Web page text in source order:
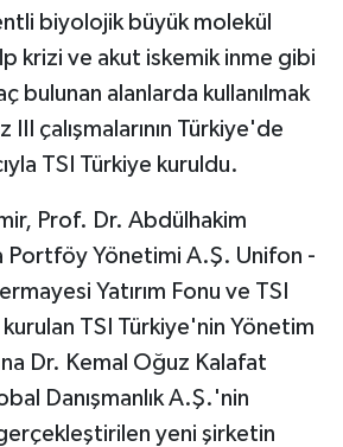
biyolojik büyük molekül
krizi ve akut iskemik inme gibi
bulunan alanlarda kullanılmak
III çalışmalarının Türkiye'de
TSI Türkiye kuruldu.
Prof. Dr. Abdülhakim
Portföy Yönetimi A.Ş. Unifon -
Yatırım Fonu ve TSI
TSI Türkiye'nin Yönetim
Dr. Kemal Oğuz Kalafat
Danışmanlık A.Ş.'nin
gerçekleştirilen yeni şirketin